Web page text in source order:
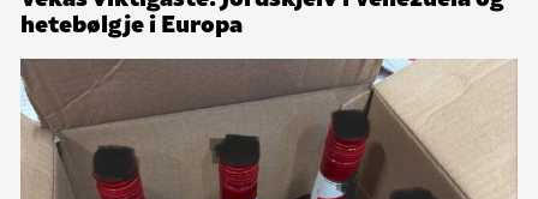
hetebølgje i Europa